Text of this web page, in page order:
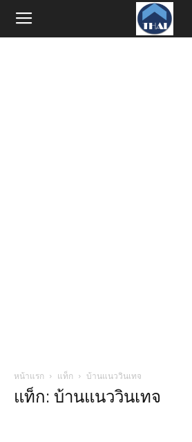
หน้าแรก แท็ก บ้านแนววินเทจ
แท็ก: บ้านแนววินเทจ